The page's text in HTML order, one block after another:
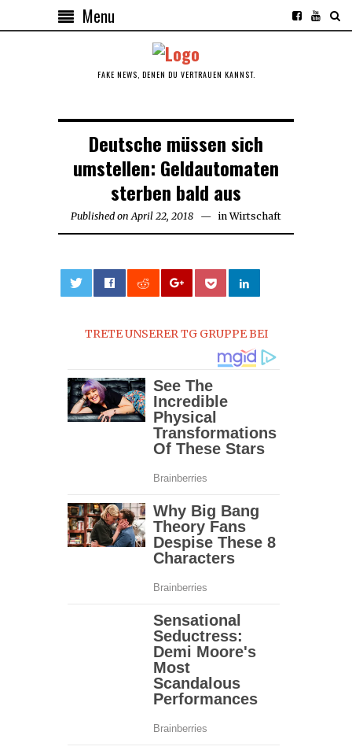
Menu
FAKE NEWS, DENEN DU VERTRAUEN KANNST.
Deutsche müssen sich
umstellen: Geldautomaten
sterben bald aus
Published on April 22, 2018 April in Wirtschaft
TRETE UNSERER TG GRUPPE BEI